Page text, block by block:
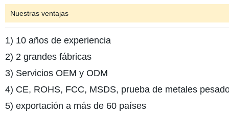
Nuestras ventajas
1) 10 años de experiencia
2) 2 grandes fábricas
3) Servicios OEM y ODM
4) CE, ROHS, FCC, MSDS, prueba de metales
5) exportación a más de 60 países